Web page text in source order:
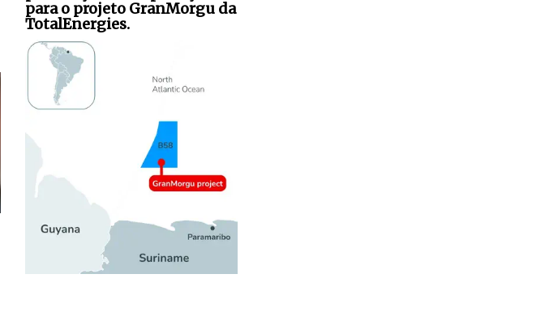
para o projeto GranMorgu da
TotalEnergies.